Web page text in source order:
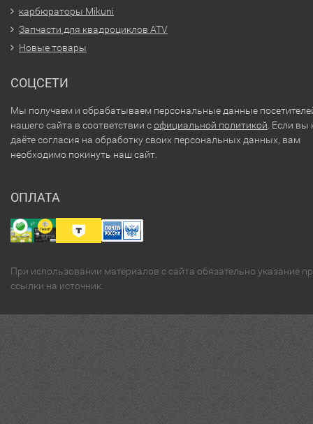
карбюраторы Mikuni
Запчасти для квадроциклов ATV
Новые товары
СОЦСЕТИ
Мы получаем и обрабатываем персональные данные
нашего сайта в соответствии софициальной политикой . Если вы
даёте согласия на обработку своих персональных данных, вам
необходимо покинуть наш сайт.
ОПЛАТА
При использовании материалов с сайта обязательно указание
ссылки на источник.